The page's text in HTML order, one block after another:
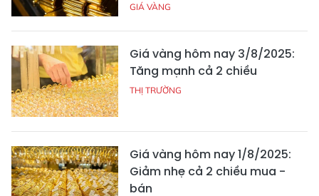
GIÁ VÀNG
Giá vàng hôm nay 3/8/2025:
Tăng mạnh cả 2 chiều
THỊ TRƯỜNG
Giá vàng hôm nay 1/8/2025:
Giảm nhẹ cả 2 chiều mua -
bán